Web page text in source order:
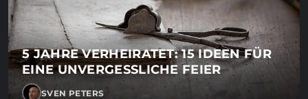
5 JAHRE VERHEIRATET: 15 IDEEN FÜR
EINE UNVERGESSLICHE FEIER
SVEN PETERS